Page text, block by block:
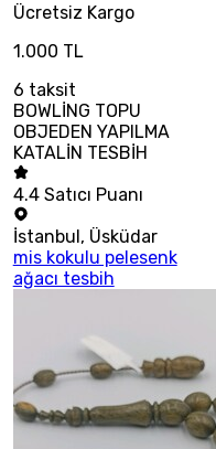
Ücretsiz Kargo
1.000 TL
6 taksit
BOWLİNG TOPU
OBJEDEN YAPILMA
KATALİN TESBİH
4.4 Satıcı Puanı
İstanbul, Üsküdar
mis kokulu pelesenk
ağacı tesbih